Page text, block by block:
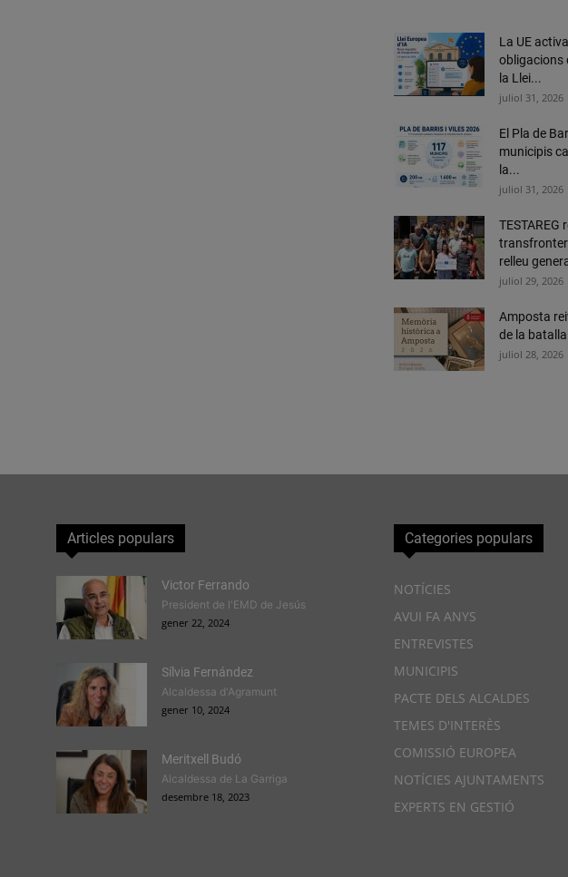
La UE
obligacions
la Llei...
juliol 31, 2026
El Pla de
municipis
la...
juliol 31, 2026
relleu
juliol 29, 2026
Amposta
de la batalla
juliol 28, 2026
Articles populars
Victor Ferrando
President de l'EMD de Jesús
gener 22, 2024
Sílvia Fernández
Alcaldessa d'Agramunt
gener 10, 2024
Meritxell Budó
Alcaldessa de La Garriga
desembre 18, 2023
Categories populars
NOTÍCIES
AVUI FA ANYS
ENTREVISTES
MUNICIPIS
PACTE DELS ALCALDES
TEMES D'INTERÈS
COMISSIÓ EUROPEA
NOTÍCIES AJUNTAMENTS
EXPERTS EN GESTIÓ